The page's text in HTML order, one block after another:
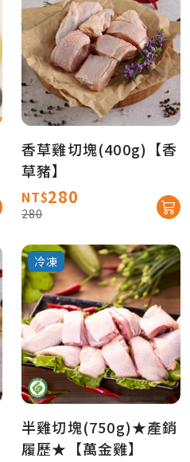
香草雞切塊(400g)【香
草豬】
NT$280
280
冷凍
半雞切塊(750g)★產銷
履歷★【萬金雞】